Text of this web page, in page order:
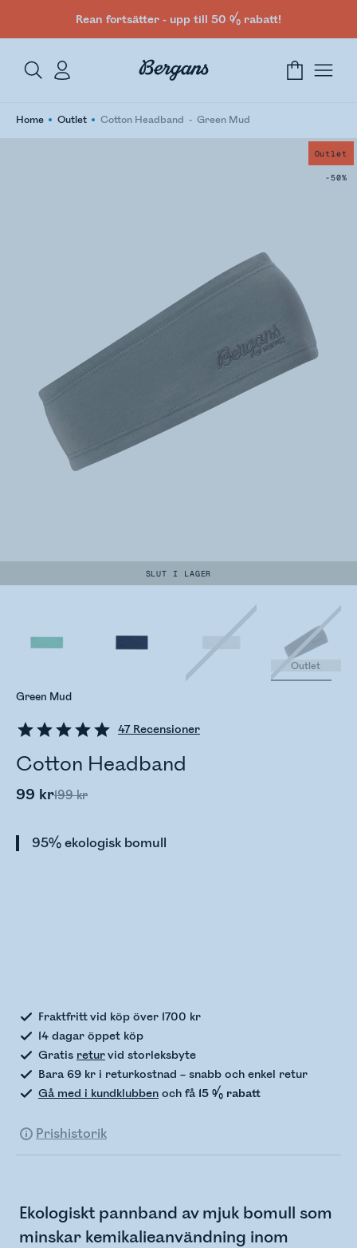
Rean fortsätter - upp till 50 % rabatt!
Home Outlet Cotton Headband Green Mud
Outlet
-50%
SLUT I LAGER
47Recensioner
Cotton Headband
99 kr199 kr
95% ekologisk bomull
Green Mud
Outlet
Fraktfritt vid köp över 1700 kr
14 dagar öppet köp
Gratis returvid storleksbyte
Bara 69 kr i returkostnad – snabb och enkel retur
Gå med i kundklubben och få 15 % rabatt
Prishistorik
Ekologiskt pannband av mjuk bomull som
minskar kemikalieanvändning inom